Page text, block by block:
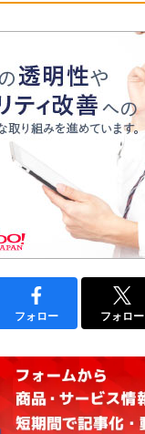
フォロー フォロー